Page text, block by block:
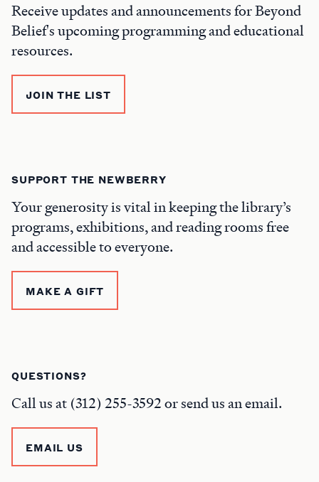
Receive updates and announcements for Beyond
Belief's upcoming programming and educational
resources.
JOIN THE LIST
SUPPORT THE NEWBERRY
Your generosity is vital in keeping the library’s
programs, exhibitions, and reading rooms free
and accessible to everyone.
MAKE A GIFT
QUESTIONS?
Call us at (312) 255-3592 or send us an email.
EMAIL US